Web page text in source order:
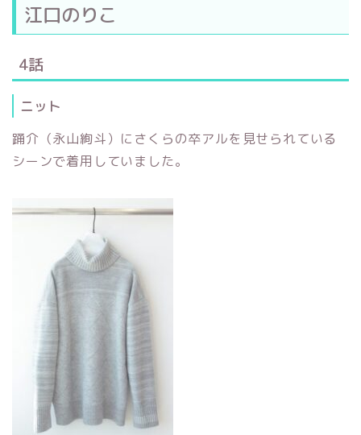
江口のりこ
4話
ニット
踊介（永山絢斗）にさくらの卒アルを見せられている
シーンで着用していました。